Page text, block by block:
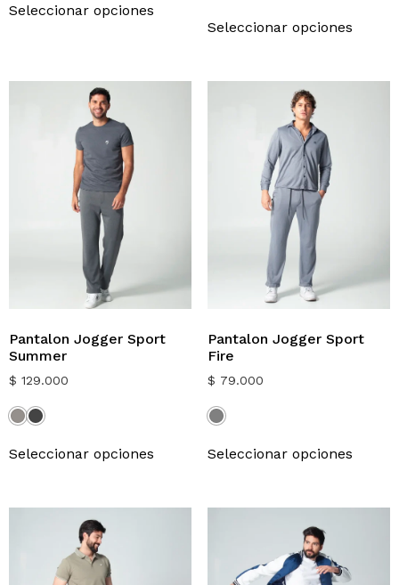
Seleccionar opciones
Seleccionar opciones
Pantalon Jogger Sport
Summer
$ 129.000
Seleccionar opciones
Pantalon Jogger Sport
Fire
$ 79.000
Seleccionar opciones